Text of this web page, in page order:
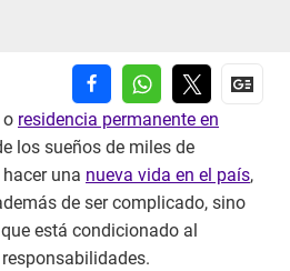
o residencia permanente en
los sueños de miles de
una nueva vida en el país,
de ser complicado, sino
está condicionado al